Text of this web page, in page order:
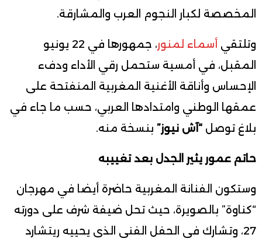
المخصصة لكبار النجوم العرب والمشارقة.
وتلتقي أسماء لمنور
، جمهورها في 22 يونيو
المقبل، في أمسية ستحمل رقي الأداء ودفء
الإحساس وأناقة الأغنية المغربية المنفتحة على
عمقها الوطني وامتدادها العربي، حسب ما جاء في
بلاغ توصل “آش نيوز” بنسخة منه.
حاتم عمور يثير الجدل بعد تغييبه
وستكون الفنانة المغربية حاضرة أيضا في مهرجان
“كناوة” بالصويرة، حيث تحل ضيفة شرف على دورته
27، وتشارك في الحفل الفني الذي يحييه ريتشارد